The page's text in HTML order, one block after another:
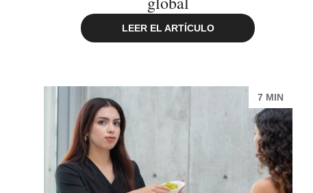
LEER EL ARTÍCULO
7 MIN